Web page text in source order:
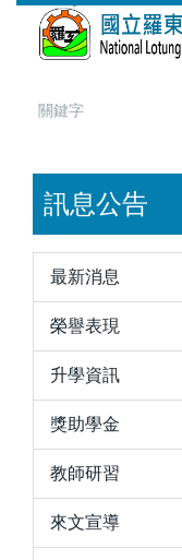
訊息公告
最新消息
榮譽表現
升學資訊
獎助學金
教師研習
來文宣導